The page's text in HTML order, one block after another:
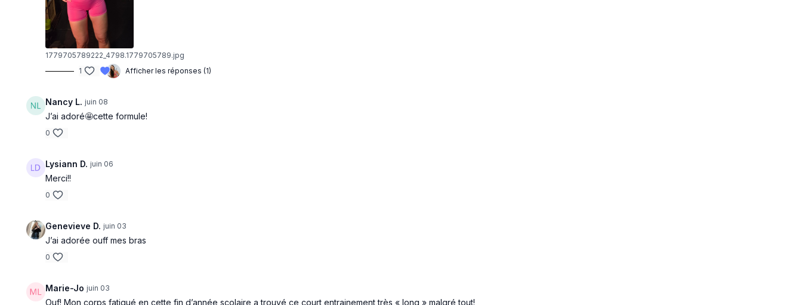
1779705789222_4798.1779705789.jpg
1
Afficher les réponses (1)
Nancy L. juin 08
J’ai adoré🤩cette formule!
0
Lysiann D. juin 06
Merci!!
0
Genevieve D. juin 03
J’ai adorée ouff mes bras
0
Marie-Jo juin 03
Ouf! Mon corps fatigué en cette fin d’année scolaire a trouvé ce court entrainement très « long » malgré tout!